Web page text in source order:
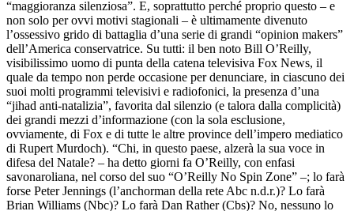
“maggioranza silenziosa”. E, soprattutto perché proprio questo – e
non solo per ovvi motivi stagionali – è ultimamente divenuto
l’ossessivo grido di battaglia d’una serie di grandi “opinion makers”
dell’America conservatrice. Su tutti: il ben noto Bill O’Reilly,
visibilissimo uomo di punta della catena televisiva Fox News, il
quale da tempo non perde occasione per denunciare, in ciascuno dei
suoi molti programmi televisivi e radiofonici, la presenza d’una
“jihad anti-natalizia”, favorita dal silenzio (e talora dalla complicità)
dei grandi mezzi d’informazione (con la sola esclusione,
ovviamente, di Fox e di tutte le altre province dell’impero mediatico
di Rupert Murdoch). “Chi, in questo paese, alzerà la sua voce in
difesa del Natale? – ha detto giorni fa O’Reilly, con enfasi
savonaroliana, nel corso del suo “O’Reilly No Spin Zone” –; lo farà
forse Peter Jennings (l’anchorman della rete Abc n.d.r.)? Lo farà
Brian Williams (Nbc)? Lo farà Dan Rather (Cbs)? No, nessuno lo